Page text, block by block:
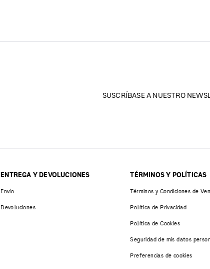
SUSCRÍBASE A NUESTRO
ENTREGA Y DEVOLUCIONES
Envío
Devoluciones
TÉRMINOS Y POLÍTICAS
Términos y Condiciones de
Política de Privacidad
Política de Cookies
Seguridad de mis datos
Preferencias de cookies